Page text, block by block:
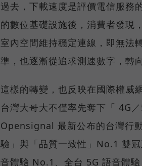
過去，下載速度是評價電信服務
的數位基礎設施後，消費者發現
室內空間維持穩定連線，即無法
準，也逐漸從追求測速數字，轉
這樣的轉變，也反映在國際權
台灣大哥大不僅率先奪下「 4G
Opensignal 最新公布的台灣行
驗」與「品質一致性」No.1 雙
音體驗 No.1、全台 5G 語音體